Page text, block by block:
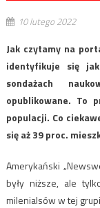
10 lutego 2022
Jak czytamy na
identyfikuje się
sondażach
opublikowane. To
populacji. Co
się aż 39 proc.
Amerykański
były niższe, ale
milenialsów w tej